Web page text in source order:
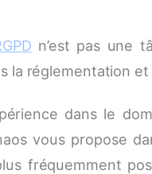
n’est pas une
la réglementation
dans le
vous propose
fréquemment